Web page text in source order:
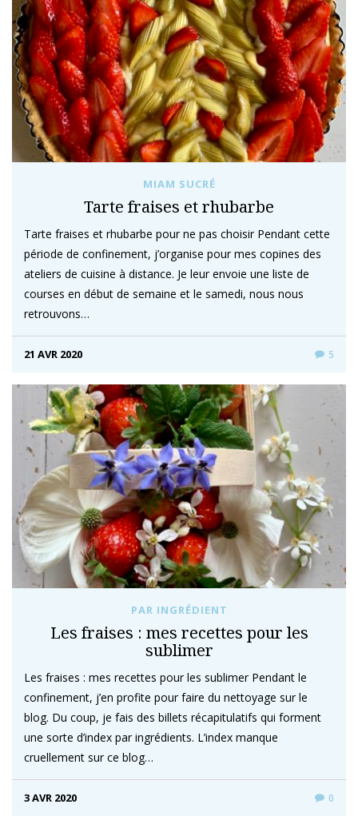
MIAM SUCRÉ
Tarte fraises et rhubarbe
Tarte fraises et rhubarbe pour ne pas choisir Pendant cette
période de confinement, j’organise pour mes copines des
ateliers de cuisine à distance. Je leur envoie une liste de
courses en début de semaine et le samedi, nous nous
retrouvons…
21 AVR 2020 5
PAR INGRÉDIENT
Les fraises : mes recettes pour les
sublimer
Les fraises : mes recettes pour les sublimer Pendant le
confinement, j’en profite pour faire du nettoyage sur le
blog. Du coup, je fais des billets récapitulatifs qui forment
une sorte d’index par ingrédients. L’index manque
cruellement sur ce blog…
3 AVR 2020 0